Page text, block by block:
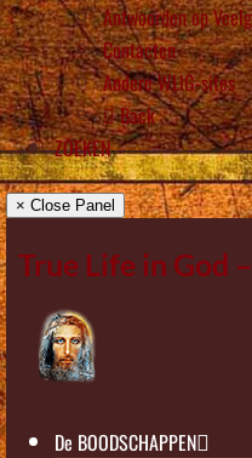
Antwoorden op
Contacten
Andere WLIG-sites
Back
ZOEKEN
× Close Panel
True Life in God
De BOODSCHAPPEN